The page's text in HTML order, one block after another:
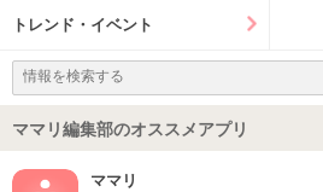
トレンド・イベント
ママリ編集部のオススメアプリ
ママリ